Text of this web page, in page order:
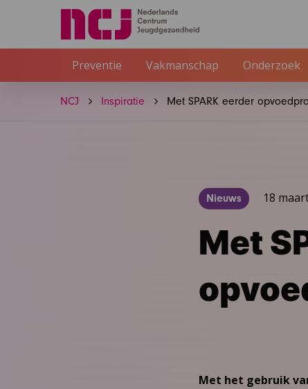
Preventie Vakmanschap Onderzoek
NCJ Inspiratie Met SPARK eerder
Nieuws 18
Met
Met het gebruik